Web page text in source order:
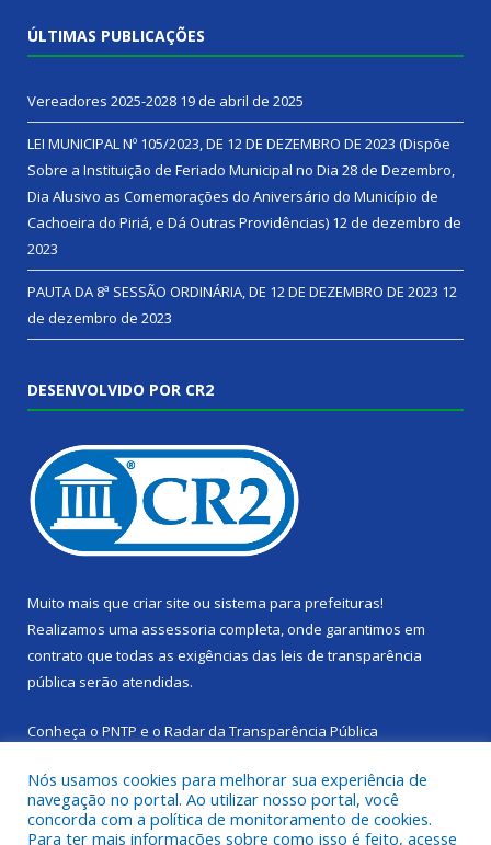
ÚLTIMAS PUBLICAÇÕES
Vereadores 2025-2028 19 de abril de 2025
LEI MUNICIPAL Nº 105/2023, DE 12 DE DEZEMBRO DE 2023 (Dispõe
Sobre a Instituição de Feriado Municipal no Dia 28 de Dezembro,
Dia Alusivo as Comemorações do Aniversário do Município de
Cachoeira do Piriá, e Dá Outras Providências) 12 de dezembro de
2023
PAUTA DA 8ª SESSÃO ORDINÁRIA, DE 12 DE DEZEMBRO DE 2023 12
de dezembro de 2023
DESENVOLVIDO POR CR2
Muito mais que criar site ou sistema para prefeituras!
Realizamos uma assessoria completa, onde garantimos em
contrato que todas as exigências das leis de transparência
pública serão atendidas.
Conheça o PNTP e o Radar da Transparência Pública
Nós usamos cookies para melhorar sua experiência de
navegação no portal. Ao utilizar nosso portal, você
concorda com a política de monitoramento de cookies.
Para ter mais informações sobre como isso é feito, acesse